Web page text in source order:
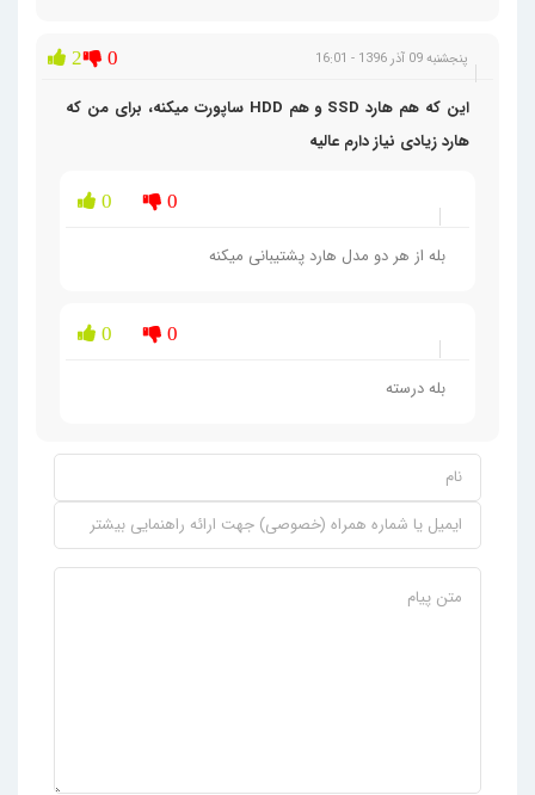
پنجشنبه 09 آذر 1396 - 16:01 2 0
این که هم هارد SSD و هم HDD ساپورت میکنه، برای من که
هارد زیادی نیاز دارم عالیه
0 0
بله از هر دو مدل هارد پشتیبانی میکنه
0 0
بله درسته